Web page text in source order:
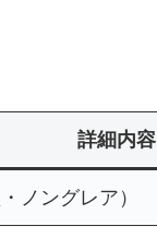
詳細内容
ノングレア）